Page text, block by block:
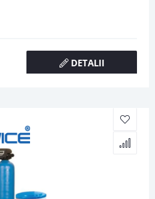
DETALII